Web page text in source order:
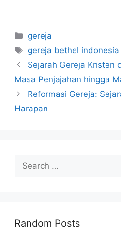
Categories
gereja
Tags
gereja bethel indonesia
Sejarah Gereja Kristen
Masa Penjajahan hingga
Reformasi Gereja:
Harapan
for:
Random Posts